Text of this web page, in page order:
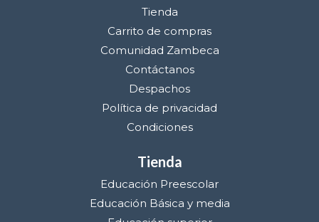
Tienda
Carrito de compras
Comunidad Zambeca
Contáctanos
Despachos
Política de privacidad
Condiciones
Tienda
Educación Preescolar
Educación Básica y media